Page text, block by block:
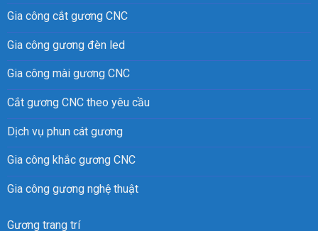
Gia công cắt gương CNC
Gia công gương đèn led
Gia công mài gương CNC
Cắt gương CNC theo yêu cầu
Dịch vụ phun cát gương
Gia công khắc gương CNC
Gia công gương nghệ thuật
Gương trang trí